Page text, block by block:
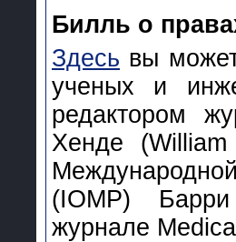
Билль о
Здесь вы
ученых и
редактором
Хенде
(IOMP)
журнале